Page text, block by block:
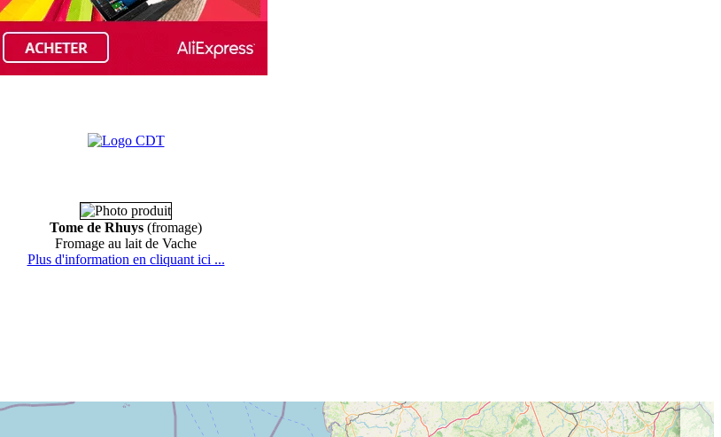
Tome de Rhuys (fromage)
Fromage au lait de Vache
Plus d'information en cliquant ici ...